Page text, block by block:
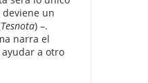
deviene un
Tesnota) –.
narra el
a otro